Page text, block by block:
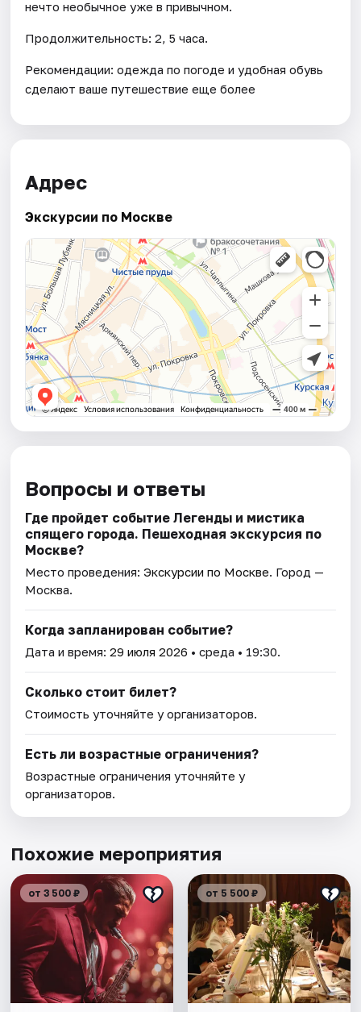
нечто необычное уже в привычном.
Продолжительность: 2, 5 часа.
Рекомендации: одежда по погоде и удобная обувь
сделают ваше путешествие еще более
Адрес
Экскурсии по Москве
Вопросы и ответы
Где пройдет событие Легенды и мистика
спящего города. Пешеходная экскурсия по
Москве?
Место проведения:Экскурсии по Москве. Город —
Москва.
Когда запланирован событие?
Дата и время:29 июля 2026 • среда • 19:30.
Сколько стоит билет?
Стоимость уточняйте у организаторов.
Есть ли возрастные ограничения?
Возрастные ограничения уточняйте у
организаторов.
Похожие мероприятия
от 3 500 ₽ от 5 500 ₽